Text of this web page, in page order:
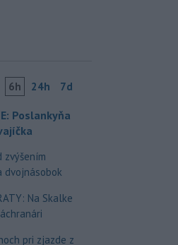
6h 24h 7d
Poslankyňa
zvýšením
dvojnásobok
Na Skalke
pri zjazde z